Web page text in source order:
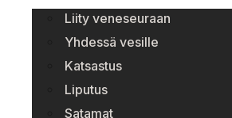
Liity veneseuraan
Yhdessä vesille
Katsastus
Liputus
Satamat